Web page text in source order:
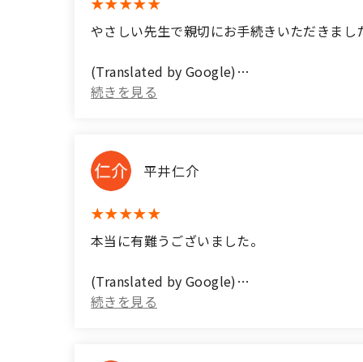
やさしい先生で親切にお手続きいただきま
(Translated by Google)
The teacher was kind and helped me
平井仁介
本当に有難うございました。
(Translated by Google)
Thank you very much.